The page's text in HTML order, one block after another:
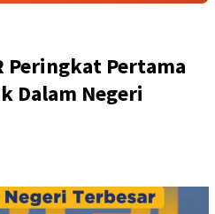
Peringkat Pertama
Dalam Negeri